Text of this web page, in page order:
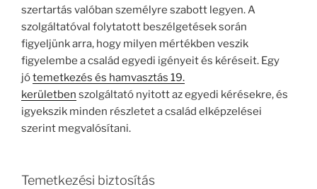
szertartás valóban személyre szabott legyen. A
szolgáltatóval folytatott beszélgetések során
figyeljünk arra, hogy milyen mértékben veszik
figyelembe a család egyedi igényeit és kéréseit. Egy
jótemetkezés és hamvasztás 19.
kerületben szolgáltató nyitott az egyedi kérésekre, és
igyekszik minden részletet a család elképzelései
szerint megvalósítani.
Temetkezési biztosítás